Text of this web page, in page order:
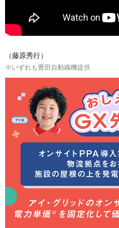
（藤原秀行）
※いずれも豊田自動織機提供